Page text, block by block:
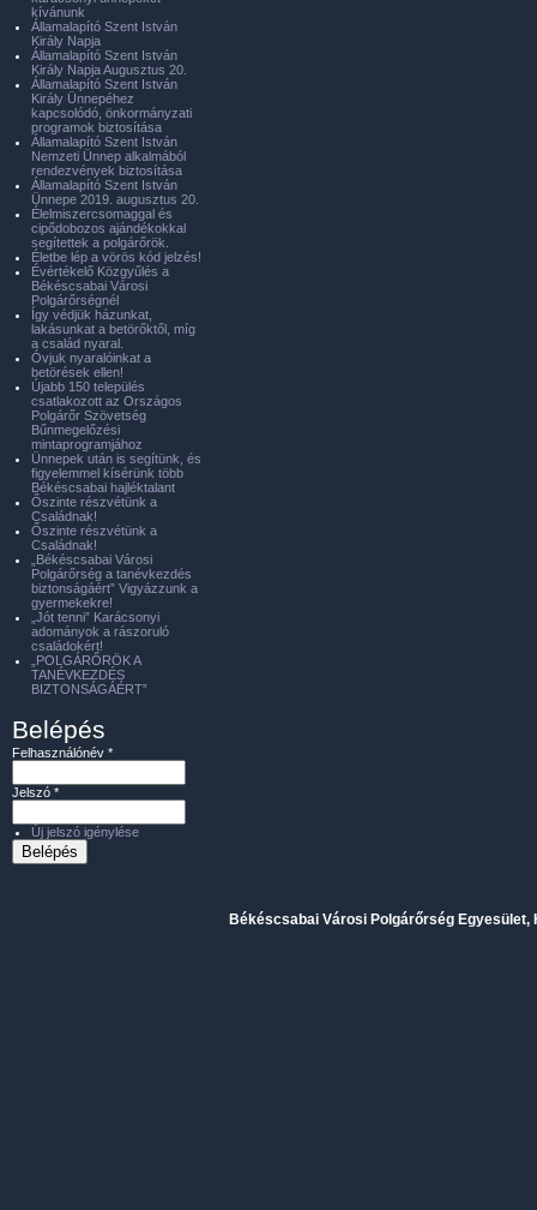
kívánunk
Államalapító Szent István
Király Napja
Államalapító Szent István
Király Napja Augusztus 20.
Államalapító Szent István
Király Ünnepéhez
kapcsolódó, önkormányzati
programok biztosítása
Államalapító Szent István
Nemzeti Ünnep alkalmából
rendezvények biztosítása
Államalapító Szent István
Ünnepe 2019. augusztus 20.
Élelmiszercsomaggal és
cipődobozos ajándékokkal
segítettek a polgárőrök.
Életbe lép a vörös kód jelzés!
Évértékelő Közgyűlés a
Békéscsabai Városi
Polgárőrségnél
Így védjük házunkat,
lakásunkat a betörőktől, míg
a család nyaral.
Óvjuk nyaralóinkat a
betörések ellen!
Újabb 150 település
csatlakozott az Országos
Polgárőr Szövetség
Bűnmegelőzési
mintaprogramjához
Ünnepek után is segítünk, és
figyelemmel kísérünk több
Békéscsabai hajléktalant
Őszinte részvétünk a
Családnak!
Őszinte részvétünk a
Családnak!
„Békéscsabai Városi
Polgárőrség a tanévkezdés
biztonságáért” Vigyázzunk a
gyermekekre!
„Jót tenni” Karácsonyi
adományok a rászoruló
családokért!
„POLGÁRŐRÖK A
TANÉVKEZDÉS
BIZTONSÁGÁÉRT”
Belépés
Felhasználónév *
Jelszó *
Új jelszó igénylése
Békéscsabai Városi Polgárőrség Egyesület,